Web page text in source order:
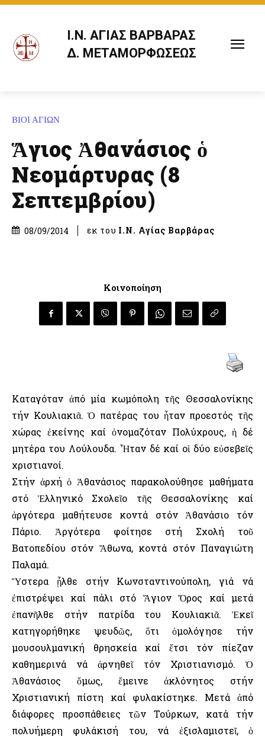
Ι.Ν. ΑΓΙΑΣ ΒΑΡΒΑΡΑΣ
Δ. ΜΕΤΑΜΟΡΦΩΣΕΩΣ
ΒΙΟΙ ΑΓΙΩΝ
Ἅγιος Ἀθανάσιος ὁ
Νεομάρτυρας (8
Σεπτεμβρίου)
08/09/2014 εκ του Ι.Ν. Αγίας Βαρβάρας
Κοινοποίηση
Καταγόταν ἀπό μία κωμόπολη τῆς Θεσσαλονίκης
τήν Κουλιακιᾶ. Ὁ πατέρας του ἦταν προεστός τῆς
χώρας ἐκείνης καί ὀνομαζόταν Πολύχρους, ἡ δέ
μητέρα του Λούλουδα. Ἦταν δέ καί οἱ δύο εὐσεβεῖς
χριστιανοί.
Στήν ἀρχή ὁ Ἀθανάσιος παρακολούθησε μαθήματα
στό Ἑλληνικό Σχολεῖο τῆς Θεσσαλονίκης καί
ἀργότερα μαθήτευσε κοντά στόν Ἀθανάσιο τόν
Πάριο. Ἀργότερα φοίτησε στή Σχολή τοῦ
Βατοπεδίου στόν Ἄθωνα, κοντά στόν Παναγιώτη
Παλαμά.
Ὕστερα ᾖλθε στήν Κωνσταντινούπολη, γιά νά
ἐπιστρέψει καί πάλι στό Ἅγιον Ὄρος καί μετά
ἐπανῆλθε στήν πατρίδα του Κουλιακιᾶ. Ἐκεῖ
κατηγορήθηκε ψευδῶς, ὅτι ὁμολόγησε τήν
μουσουλμανική θρησκεία καί ἔτσι τόν πίεζαν
καθημερινά νά ἀρνηθεῖ τόν Χριστιανισμό. Ὁ
Ἀθανάσιος ὅμως, ἔμεινε ἀκλόνητος στήν
Χριστιανική πίστη καί φυλακίστηκε. Μετά ἀπό
διάφορες προσπάθειες τῶν Τούρκων, κατά τήν
πολυήμερη φυλάκισή του, νά ἐξισλαμιστεῖ, ὁ